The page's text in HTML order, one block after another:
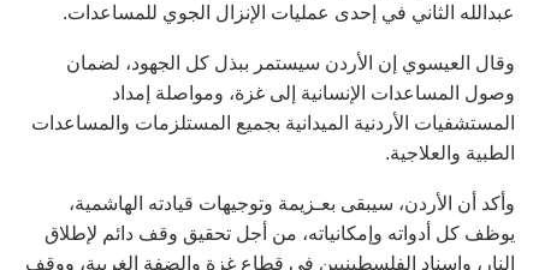
عبدالله الثاني في إحدى عمليات الإنزال الجوي للمساعدات.
وقال العيسوي إن الأردن سيستمر ببذل كل الجهود، لضمان
وصول المساعدات الإنسانية إلى غزة، ومواصلة إمداد
المستشفيات الأردنية الميدانية بجميع المستلزمات والمساعدات
الطبية والعلاجية.
وأكد أن الأردن، سيبقى بعـزيمة وتوجيهات قيادته الهاشمية،
يوظف كل أدواته وإمكانياته، من أجل تحقيق وقف دائم لإطلاق
النار، وإسناد الفلسطينيين في قطاع غزة والضفة الغربية، ووقف